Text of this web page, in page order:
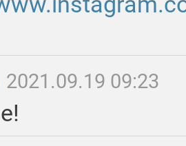
2021.09.19 09:23